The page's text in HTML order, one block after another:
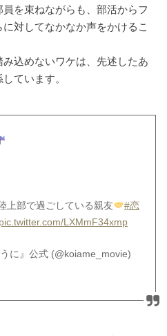
を束ねながらも、部活からフ
対してなかなか声をかけるこ
込めないワケは、先述したあ
ています。
上部で過ごしている親友
#恋
pic.twitter.com/LXMmF34xmp
に』公式 (@koiame_movie)